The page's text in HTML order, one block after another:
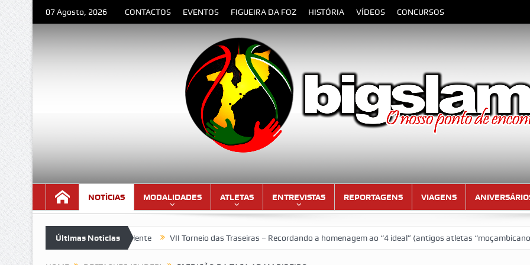
07 Agosto, 2026 CONTACTOS EVENTOS FIGUEIRA DA FOZ HISTÓRIA VÍDEOS CONCURSOS
NOTÍCIAS MODALIDADES ATLETAS ENTREVISTAS REPORTAGENS VIAGENS
Últimas Notícias
– Poema de Orlando Valente VII Torneio das Traseiras – Recordando a homenagem ao “4 ideal” (antigos atletas “moçambicanos” do GCF